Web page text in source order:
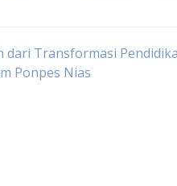
dari Transformasi
Ponpes Nias